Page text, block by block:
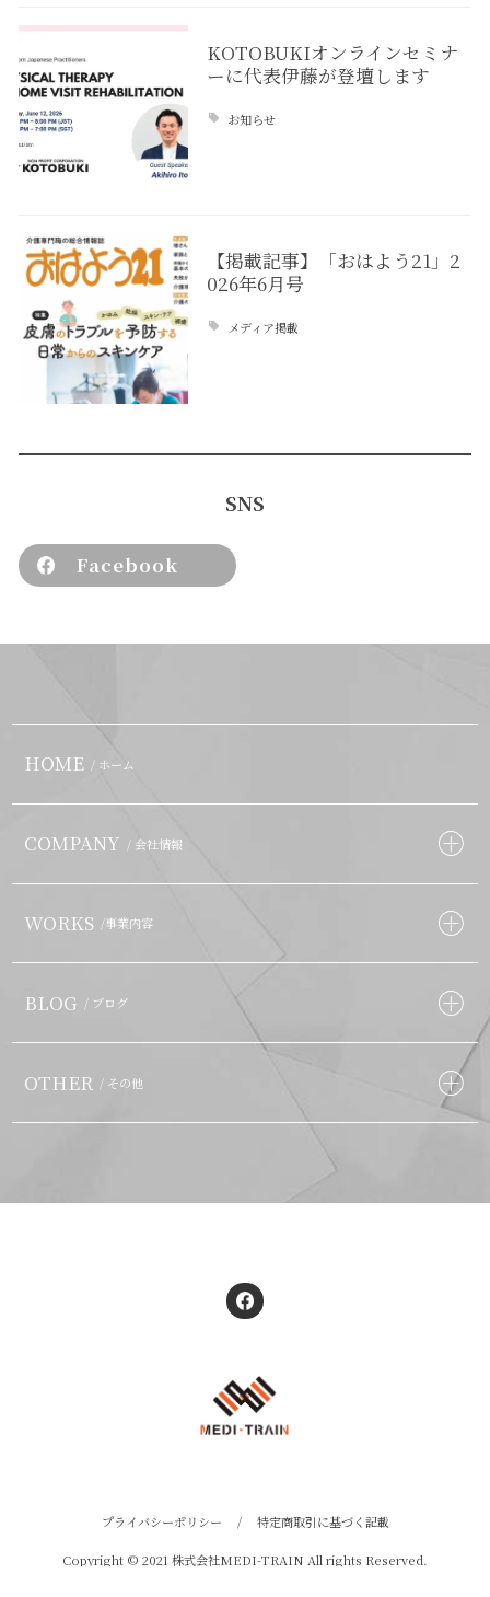
KOTOBUKIオンラインセミナ
ーに代表伊藤が登壇します
お知らせ
【掲載記事】「おはよう21」2
026年6月号
メディア掲載
SNS
Facebook
HOME / ホーム
COMPANY / 会社情報
WORKS /事業内容
BLOG / ブログ
OTHER / その他
プライバシーポリシー / 特定商取引に基づく記載
Copyright © 2021 株式会社MEDI-TRAIN All rights Reserved.